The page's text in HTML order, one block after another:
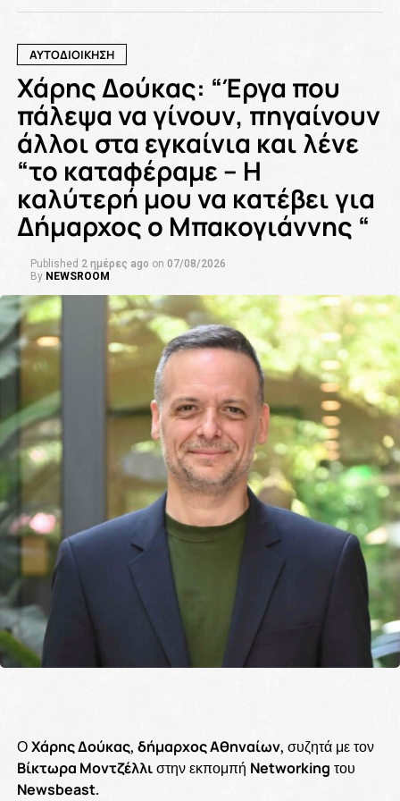
ΑΥΤΟΔΙΟΙΚΗΣΗ
Χάρης Δούκας: “Έργα που
πάλεψα να γίνουν, πηγαίνουν
άλλοι στα εγκαίνια και λένε
“το καταφέραμε – Η
καλύτερή μου να κατέβει για
Δήμαρχος ο Μπακογιάννης “
Published 2 ημέρες ago on 07/08/2026
By NEWSROOM
ΟΧάρης Δούκας, δήμαρχος Αθηναίων, συζητά με τον
Βίκτωρα Μοντζέλλιστην εκπομπή Networking του
Newsbeast.